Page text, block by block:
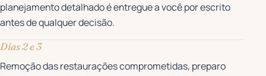
planejamento detalhado é entregue a você por escrito
antes de qualquer decisão.
Dias 2 e 3
Remoção das restaurações comprometidas, preparo